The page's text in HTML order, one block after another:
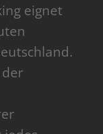
eignet